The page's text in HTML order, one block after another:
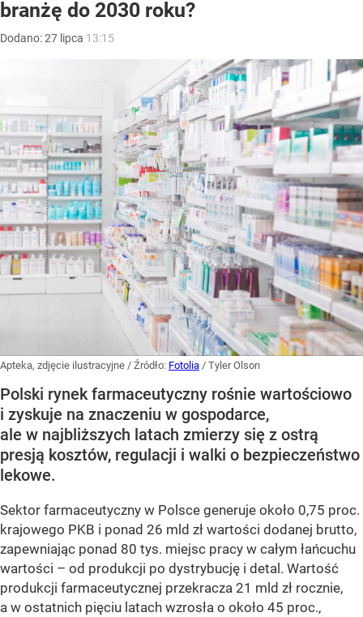
branżę do 2030 roku?
Dodano:27 lipca 13:15
Apteka, zdjęcie ilustracyjne / Źródło: Fotolia / Tyler Olson
Polski rynek farmaceutyczny rośnie wartościowo
i zyskuje na znaczeniu w gospodarce,
ale w najbliższych latach zmierzy się z ostrą
presją kosztów, regulacji i walki o bezpieczeństwo
lekowe.
Sektor farmaceutyczny w Polsce generuje około 0,75 proc.
krajowego PKB i ponad 26 mld zł wartości dodanej brutto,
zapewniając ponad 80 tys. miejsc pracy w całym łańcuchu
wartości – od produkcji po dystrybucję i detal. Wartość
produkcji farmaceutycznej przekracza 21 mld zł rocznie,
a w ostatnich pięciu latach wzrosła o około 45 proc.,